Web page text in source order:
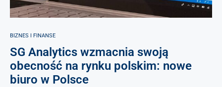
BIZNES I FINANSE
SG Analytics wzmacnia swoją
obecność na rynku polskim: nowe
biuro w Polsce